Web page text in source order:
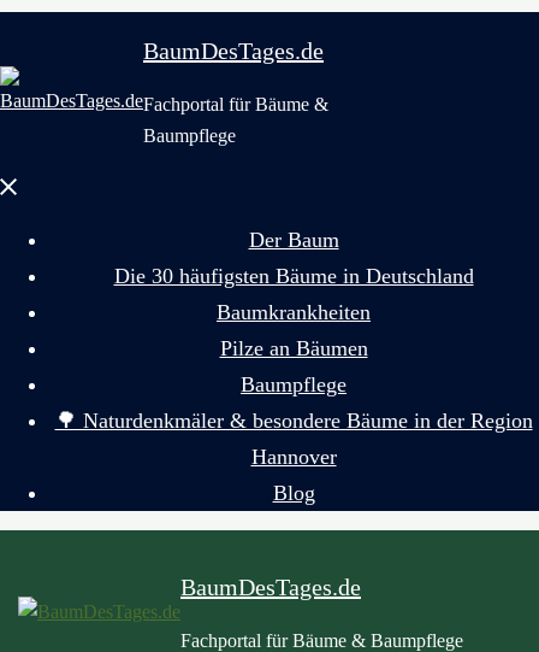
BaumDesTages.de
Fachportal für Bäume &
Baumpflege
Menü
Der Baum
Die 30 häufigsten Bäume in Deutschland
Baumkrankheiten
Pilze an Bäumen
Baumpflege
🌳 Naturdenkmäler & besondere Bäume in der Region
Hannover
Blog
BaumDesTages.de
Fachportal für Bäume & Baumpflege